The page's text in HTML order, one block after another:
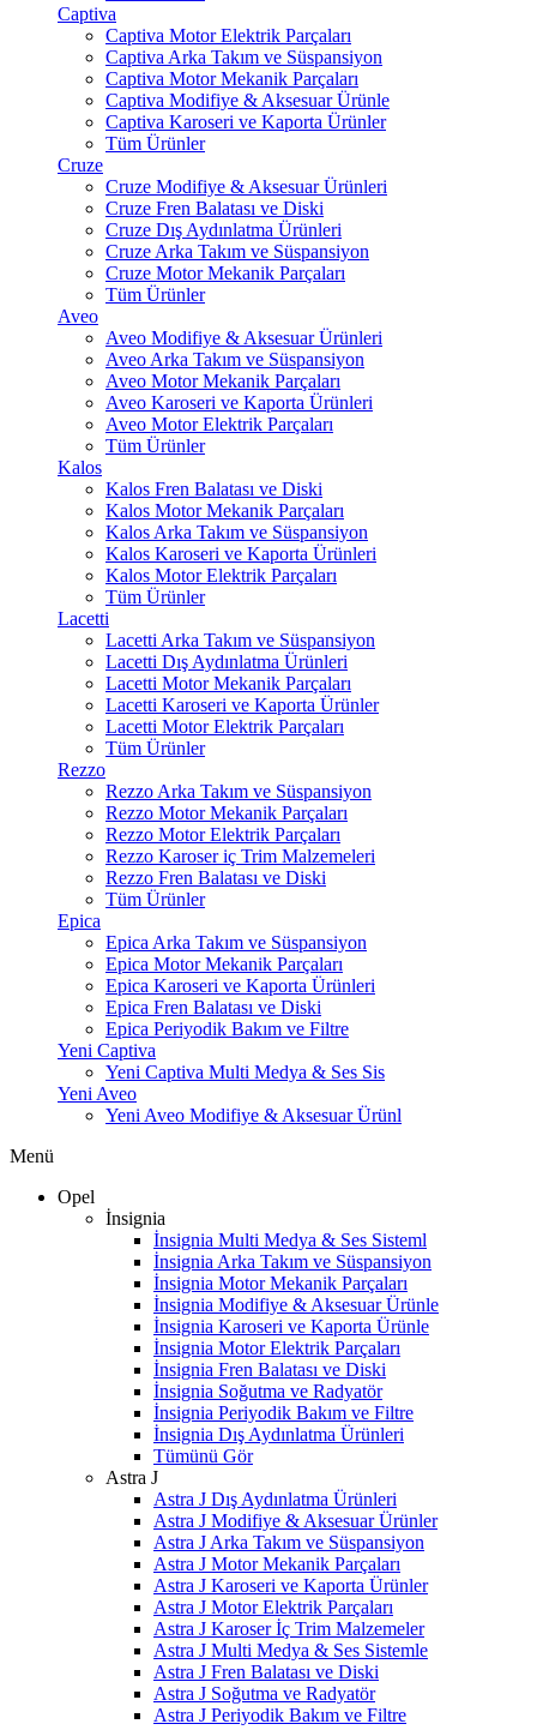
Captiva
Captiva Motor Elektrik Parçaları
Captiva Arka Takım ve Süspansiyon
Captiva Motor Mekanik Parçaları
Captiva Modifiye & Aksesuar Ürünle
Captiva Karoseri ve Kaporta Ürünler
Tüm Ürünler
Cruze
Cruze Modifiye & Aksesuar Ürünleri
Cruze Fren Balatası ve Diski
Cruze Dış Aydınlatma Ürünleri
Cruze Arka Takım ve Süspansiyon
Cruze Motor Mekanik Parçaları
Tüm Ürünler
Aveo
Aveo Modifiye & Aksesuar Ürünleri
Aveo Arka Takım ve Süspansiyon
Aveo Motor Mekanik Parçaları
Aveo Karoseri ve Kaporta Ürünleri
Aveo Motor Elektrik Parçaları
Tüm Ürünler
Kalos
Kalos Fren Balatası ve Diski
Kalos Motor Mekanik Parçaları
Kalos Arka Takım ve Süspansiyon
Kalos Karoseri ve Kaporta Ürünleri
Kalos Motor Elektrik Parçaları
Tüm Ürünler
Lacetti
Lacetti Arka Takım ve Süspansiyon
Lacetti Dış Aydınlatma Ürünleri
Lacetti Motor Mekanik Parçaları
Lacetti Karoseri ve Kaporta Ürünler
Lacetti Motor Elektrik Parçaları
Tüm Ürünler
Rezzo
Rezzo Arka Takım ve Süspansiyon
Rezzo Motor Mekanik Parçaları
Rezzo Motor Elektrik Parçaları
Rezzo Karoser iç Trim Malzemeleri
Rezzo Fren Balatası ve Diski
Tüm Ürünler
Epica
Epica Arka Takım ve Süspansiyon
Epica Motor Mekanik Parçaları
Epica Karoseri ve Kaporta Ürünleri
Epica Fren Balatası ve Diski
Epica Periyodik Bakım ve Filtre
Yeni Captiva
Yeni Captiva Multi Medya & Ses Sis
Yeni Aveo
Yeni Aveo Modifiye & Aksesuar Ürünl
Menü
Opel
İnsignia
İnsignia Multi Medya & Ses Sisteml
İnsignia Arka Takım ve Süspansiyon
İnsignia Motor Mekanik Parçaları
İnsignia Modifiye & Aksesuar Ürünle
İnsignia Karoseri ve Kaporta Ürünle
İnsignia Motor Elektrik Parçaları
İnsignia Fren Balatası ve Diski
İnsignia Soğutma ve Radyatör
İnsignia Periyodik Bakım ve Filtre
İnsignia Dış Aydınlatma Ürünleri
Tümünü Gör
Astra J
Astra J Dış Aydınlatma Ürünleri
Astra J Modifiye & Aksesuar Ürünler
Astra J Arka Takım ve Süspansiyon
Astra J Motor Mekanik Parçaları
Astra J Karoseri ve Kaporta Ürünler
Astra J Motor Elektrik Parçaları
Astra J Karoser İç Trim Malzemeler
Astra J Multi Medya & Ses Sistemle
Astra J Fren Balatası ve Diski
Astra J Soğutma ve Radyatör
Astra J Periyodik Bakım ve Filtre